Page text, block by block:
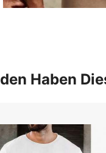
Haben